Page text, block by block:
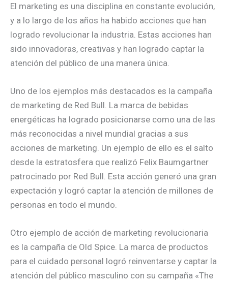
El marketing es una disciplina en constante evolución,
y a lo largo de los años ha habido acciones que han
logrado revolucionar la industria. Estas acciones han
sido innovadoras, creativas y han logrado captar la
atención del público de una manera única.
Uno de los ejemplos más destacados es la campaña
de marketing de Red Bull. La marca de bebidas
energéticas ha logrado posicionarse como una de las
más reconocidas a nivel mundial gracias a sus
acciones de marketing. Un ejemplo de ello es el salto
desde la estratosfera que realizó Felix Baumgartner
patrocinado por Red Bull. Esta acción generó una gran
expectación y logró captar la atención de millones de
personas en todo el mundo.
Otro ejemplo de acción de marketing revolucionaria
es la campaña de Old Spice. La marca de productos
para el cuidado personal logró reinventarse y captar la
atención del público masculino con su campaña «The